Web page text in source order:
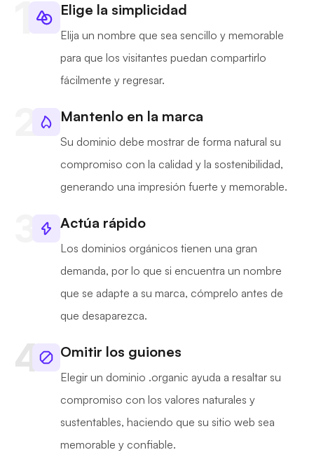
Elige la simplicidad
Elija un nombre que sea sencillo y memorable
para que los visitantes puedan compartirlo
fácilmente y regresar.
Mantenlo en la marca
Su dominio debe mostrar de forma natural su
compromiso con la calidad y la sostenibilidad,
generando una impresión fuerte y memorable.
Actúa rápido
Los dominios orgánicos tienen una gran
demanda, por lo que si encuentra un nombre
que se adapte a su marca, cómprelo antes de
que desaparezca.
Omitir los guiones
Elegir un dominio .organic ayuda a resaltar su
compromiso con los valores naturales y
sustentables, haciendo que su sitio web sea
memorable y confiable.